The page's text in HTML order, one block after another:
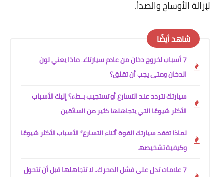
لإزالة الأوساخ والصدأ.
شاهد أيضًا
7 أسباب لخروج دخان من عادم سيارتك.. ماذا يعني لون
الدخان ومتى يجب أن تقلق؟
سيارتك تتردد عند التسارع أو تستجيب ببطء؟ إليك الأسباب
الأكثر شيوعًا التي يتجاهلها كثير من السائقين
لماذا تفقد سيارتك القوة أثناء التسارع؟ الأسباب الأكثر شيوعًا
وكيفية تشخيصها
7 علامات تدل على فشل المحرك.. لا تتجاهلها قبل أن تتحول